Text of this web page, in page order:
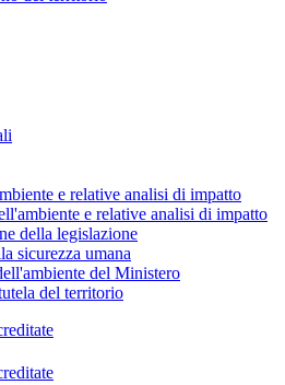
e relative analisi di impatto
e relative analisi di impatto
della legislazione
sicurezza umana
del Ministero
del territorio